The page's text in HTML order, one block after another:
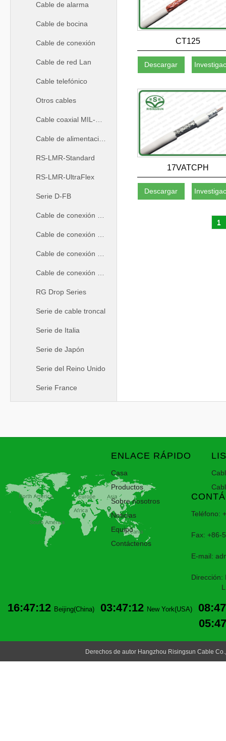
Cable de alarma
Cable de bocina
Cable de conexión
Cable de red Lan
Cable telefónico
Otros cables
RS-LMR-Standard
RS-LMR-UltraFlex
Serie D-FB
RG Drop Series
Serie de cable troncal
Serie de Italia
Serie de Japón
Serie del Reino Unido
Serie France
CT125
Descargar
17VATCPH
Descargar
1
ENLACE RÁPIDO
Casa
Productos
Sobre nosotros
Noticias
Equipo
Contáctenos
Teléfono:
Fax: +86-
E-mail:
Dirección:
16:47:12 Beijing(China) 03:47:12 New York(USA)
Derechos de autor Hangzhou Risingsun Cable